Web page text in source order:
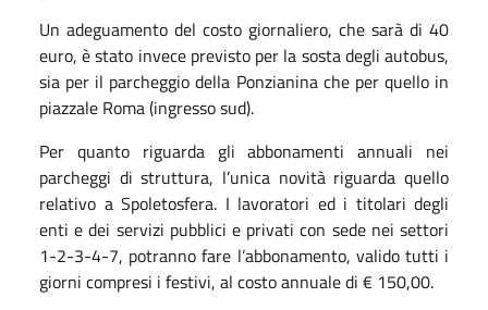
Un adeguamento del costo giornaliero, che sarà di 40
euro, è stato invece previsto per la sosta degli autobus,
sia per il parcheggio della Ponzianina che per quello in
piazzale Roma (ingresso sud).
Per quanto riguarda gli abbonamenti annuali nei
parcheggi di struttura, l’unica novità riguarda quello
relativo a Spoletosfera. I lavoratori ed i titolari degli
enti e dei servizi pubblici e privati con sede nei settori
1-2-3-4-7, potranno fare l’abbonamento, valido tutti i
giorni compresi i festivi, al costo annuale di € 150,00.